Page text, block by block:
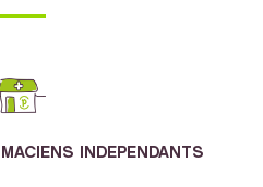
INDEPENDANTS